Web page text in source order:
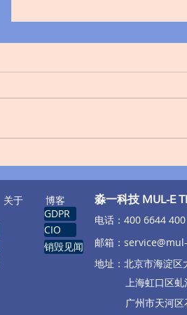
与黑客谈和，用户免被勒索
据已销毁
关于 博客
GDPR
CIO
销毁见闻
淼一科技 MUL-E
​电话：400 6644 400
邮箱：
地址：北京市海淀
上海虹口区
广州市天河区石